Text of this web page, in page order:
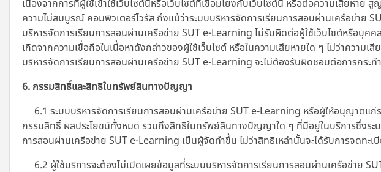
เนื่องจากการที่ผู้ใช้เข้าใช้เว็บไซต์นี้หรือเว็บไซต์ที่เชื่อมโยงกับเว็บไซต์นี้ หรือต่อความเสียหา
ความไม่สมบูรณ์ คอมพิวเตอร์ไวรัส ถึงแม้ว่าระบบบริหารจัดการเรียนการสอนผ่านเครือข่าย
บริหารจัดการเรียนการสอนผ่านเครือข่าย SUT e-Learning ไม่รับผิดต่อผู้ใช้เว็บไซต์หรือบุคค
เกิดจากความเชื่อถือในเนื้อหาดังกล่าวของผู้ใช้เว็บไซต์ หรือในความเสียหายใด ๆ ไม่ว่าควา
บริหารจัดการเรียนการสอนผ่านเครือข่าย SUT e-Learning จะไม่ต้องรับผิดชอบต่อการกระท
6. กรรมสิทธิ์และสิทธิในทรัพย์สินทางปัญญา
6.1 ระบบบริหารจัดการเรียนการสอนผ่านเครือข่าย SUT e-Learning หรือผู้ให้อนุญาตแ
กรรมสิทธิ์ ผลประโยชน์ทั้งหมด รวมถึงสิทธิในทรัพย์สินทางปัญญาใด ๆ ที่มีอยู่ในบริการซึ่งระ
การสอนผ่านเครือข่าย SUT e-Learning เป็นผู้จัดทำขึ้น ไม่ว่าสิทธิเหล่านั้นจะได้รับการจดทะเ
6.2 ผู้ใช้บริการจะต้องไม่เปิดเผยข้อมูลที่ระบบบริหารจัดการเรียนการสอนผ่านเครือข่าย